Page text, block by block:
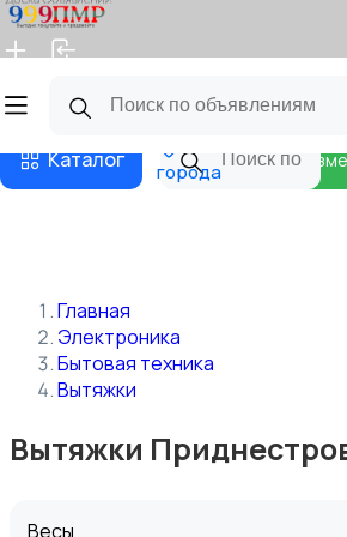
Главная
Каталог
города
Главная
Электроника
Бытовая техника
Вытяжки
Вытяжки
Весы